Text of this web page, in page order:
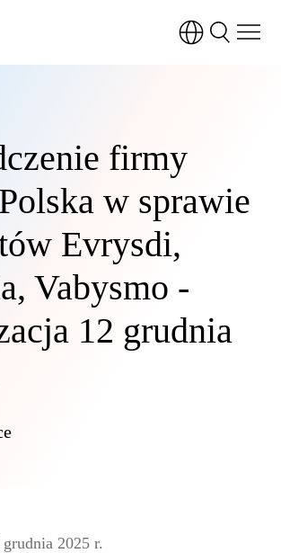
firmy
w sprawie
Evrysdi,
Vabysmo -
12 grudnia
2025 r.